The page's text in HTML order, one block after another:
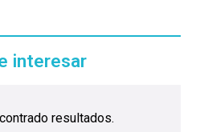
interesar
resultados.